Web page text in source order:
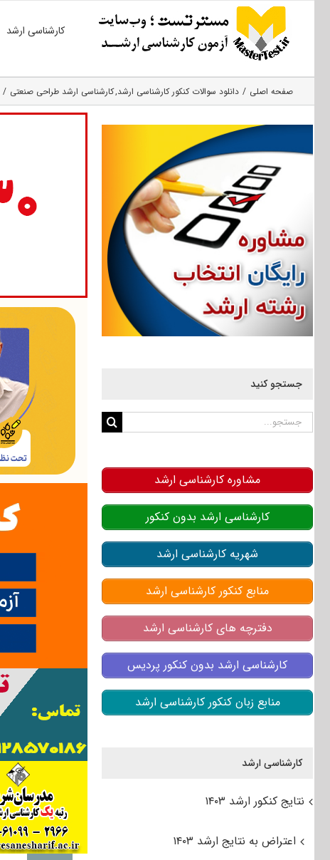
کارشناسی ارشد
صفحه اصلی دانلود سوالات کنکور کارشناسی ارشد کارشناسی ارشد طراحی صنعتی
جستجو کنید
جستجو
مشاوره کارشناسی ارشد
کارشناسی ارشد بدون کنکور
شهریه کارشناسی ارشد
منابع کنکور کارشناسی ارشد
دفترچه های کارشناسی ارشد
کارشناسی ارشد بدون کنکور پردیس
منابع زبان کنکور کارشناسی ارشد
کارشناسی ارشد
نتایج کنکور ارشد ۱۴۰۳
اعتراض به نتایج ارشد ۱۴۰۳